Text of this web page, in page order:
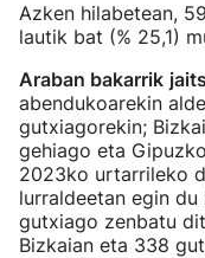
Azken hilabetean,
lautik bat (% 25,1)
Araban bakarrik
abendukoarekin
gutxiagorekin;
gehiago eta
2023ko urtarrileko
lurraldeetan egin
gutxiago zenbatu
Bizkaian eta 338